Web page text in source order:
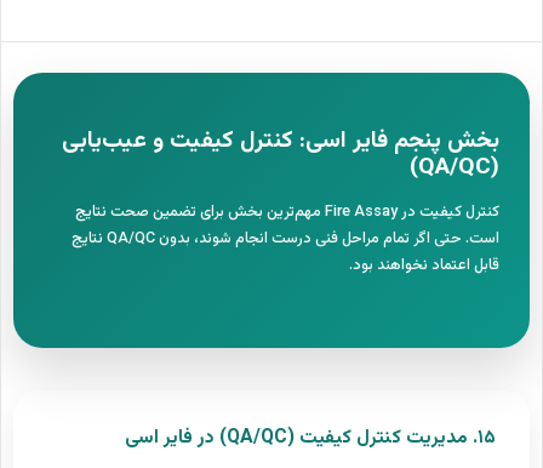
بخش پنجم فایر اسی: کنترل کیفیت و عیب‌یابی
(QA/QC)
کنترل کیفیت در Fire Assay مهم‌ترین بخش برای تضمین صحت نتایج
است. حتی اگر تمام مراحل فنی درست انجام شوند، بدون QA/QC نتایج
قابل اعتماد نخواهند بود.
۱۵. مدیریت کنترل کیفیت (QA/QC) در فایر اسی